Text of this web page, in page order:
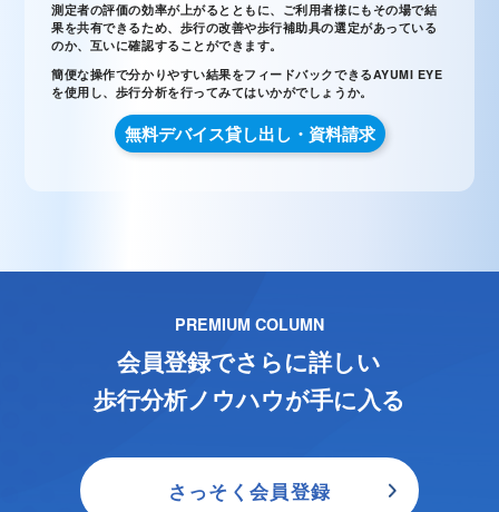
測定者の評価の効率が上がるとともに、ご利用者様にもその場で結
果を共有できるため、歩行の改善や歩行補助具の選定があっている
のか、互いに確認することができます。
簡便な操作で分かりやすい結果をフィードバックできるAYUMI EYE
を使用し、歩行分析を行ってみてはいかがでしょうか。
無料デバイス貸し出し・資料請求
PREMIUM COLUMN
会員登録でさらに詳しい
歩行分析ノウハウが手に入る
さっそく会員登録